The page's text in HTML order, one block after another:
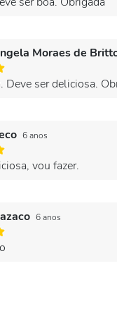
Moraes de
Deve ser deliciosa.
6 anos
vou fazer.
6 anos